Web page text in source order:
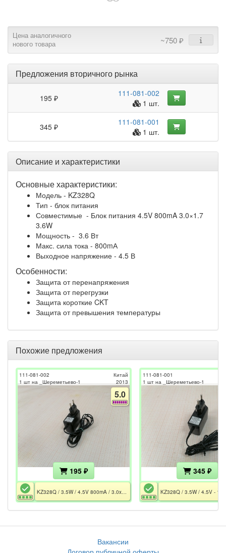
Цена аналогичного
нового товара
~750 ₽
Предложения вторичного рынка
195 ₽
111-081-002
1 шт.
345 ₽
111-081-001
1 шт.
Описание и характеристики
Основные характеристики:
Модель - KZ328Q
Тип - блок питания
Совместимые - Блок питания 4.5V 800mA 3.0×1.7
3.6W
Мощность - 3.6 Вт
Макс. сила тока - 800mА
Выходное напряжение - 4.5 В
Особенности:
Защита от перенапряжения
Защита от перегрузки
Защита короткие CKT
Защита от превышения температуры
Похожие предложения
111-081-002
1 шт на _Шереметьево-1
Китай
2013
5.0
195 ₽
KZ328Q / 3.5W / 4.5V 800mA / 3.0x1.7
111-081-001
1 шт на _Шереметьево-1
345 ₽
Вакансии